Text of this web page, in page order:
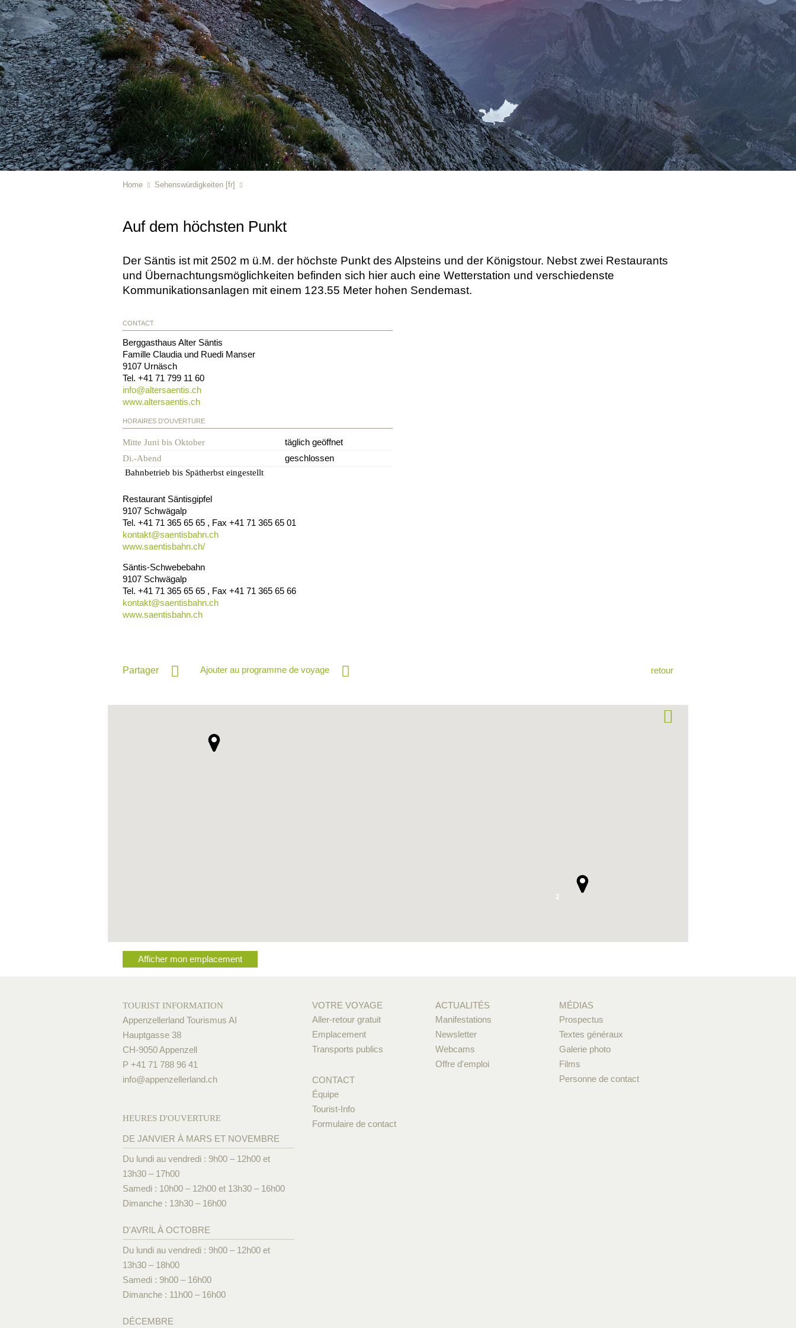
Home Sehenswürdigkeiten [fr]
Auf dem höchsten Punkt
Der Säntis ist mit 2502 m ü.M. der höchste Punkt des Alpsteins und der Königstour. Nebst zwei Restaurants
und Übernachtungsmöglichkeiten befinden sich hier auch eine Wetterstation und verschiedenste
Kommunikationsanlagen mit einem 123.55 Meter hohen Sendemast.
CONTACT
Berggasthaus Alter Säntis
Famille Claudia und Ruedi Manser
9107 Urnäsch
Tel. +41 71 799 11 60
info@altersaentis.ch
www.altersaentis.ch
HORAIRES D'OUVERTURE
Mitte Juni bis Oktober täglich geöffnet
Di.-Abend geschlossen
Bahnbetrieb bis Spätherbst eingestellt
Restaurant Säntisgipfel
9107 Schwägalp
Tel. +41 71 365 65 65 , Fax +41 71 365 65 01
kontakt@saentisbahn.ch
www.saentisbahn.ch/
Säntis-Schwebebahn
9107 Schwägalp
Tel. +41 71 365 65 65 , Fax +41 71 365 65 66
kontakt@saentisbahn.ch
www.saentisbahn.ch
Partager Ajouter au programme de voyage retour
2
Afficher mon emplacement
TOURIST INFORMATION
Appenzellerland Tourismus AI
Hauptgasse 38
CH-9050 Appenzell
P +41 71 788 96 41
info@appenzellerland.ch
HEURES D'OUVERTURE
DE JANVIER À MARS ET NOVEMBRE
Du lundi au vendredi : 9h00 – 12h00 et
13h30 – 17h00
Samedi : 10h00 – 12h00 et 13h30 – 16h00
Dimanche : 13h30 – 16h00
D'AVRIL À OCTOBRE
Du lundi au vendredi : 9h00 – 12h00 et
13h30 – 18h00
Samedi : 9h00 – 16h00
Dimanche : 11h00 – 16h00
DÉCEMBRE
VOTRE VOYAGE
Aller-retour gratuit
Emplacement
Transports publics
CONTACT
Équipe
Tourist-Info
Formulaire de contact
ACTUALITÉS
Manifestations
Newsletter
Webcams
Offre d'emploi
MÉDIAS
Prospectus
Textes généraux
Galerie photo
Films
Personne de contact